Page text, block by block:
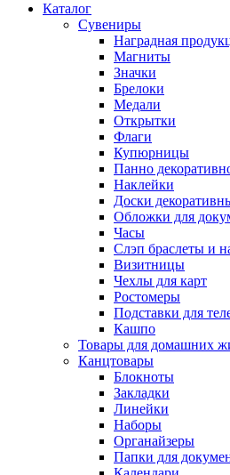
Каталог
Сувениры
Наградная
Магниты
Значки
Брелоки
Медали
Открытки
Флаги
Купюрницы
Панно
Наклейки
Доски
Обложки для
Часы
Слэп браслеты и
Визитницы
Чехлы для карт
Ростомеры
Подставки для
Кашпо
Товары для домашних
Канцтовары
Блокноты
Закладки
Линейки
Наборы
Органайзеры
Папки для